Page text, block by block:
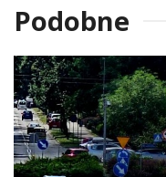
Podobne